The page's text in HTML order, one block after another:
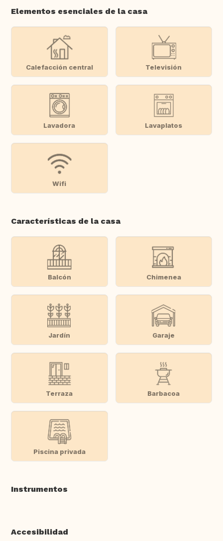
Elementos esenciales de la casa
Calefacción central Televisión
Lavadora Lavaplatos
Wifi
Características de la casa
Balcón Chimenea
Jardín Garaje
Terraza Barbacoa
Piscina privada
Instrumentos
Accesibilidad